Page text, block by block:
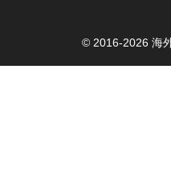
© 2016-2026 海